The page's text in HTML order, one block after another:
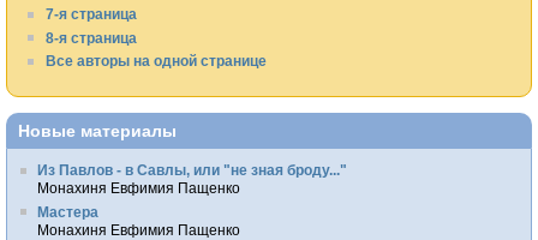
7-я страница
8-я страница
Все авторы на одной странице
Новые материалы
Из Павлов - в Савлы, или "не зная броду..."
Монахиня Евфимия Пащенко
Мастера
Монахиня Евфимия Пащенко